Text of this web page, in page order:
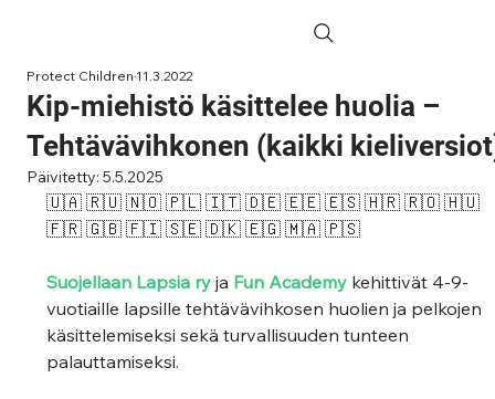
Kip-miehistö käsittelee huolia –
Tehtävävihkonen (kaikki
Protect Children11.3.2022
Päivitetty:5.5.2025
🇺🇦 🇷🇺 🇳🇴 🇵🇱 🇮🇹 🇩🇪 🇪🇪 🇪🇸 🇭🇷 🇷🇴 🇭🇺
🇫🇷 🇬🇧 🇫🇮 🇸🇪 🇩🇰 🇪🇬 🇲🇦 🇵🇸
Suojellaan Lapsia ry ja Fun Academy kehittivät 4-9-
vuotiaille lapsille tehtävävihkosen huolien ja pelkojen
käsittelemiseksi sekä turvallisuuden tunteen
palauttamiseksi.